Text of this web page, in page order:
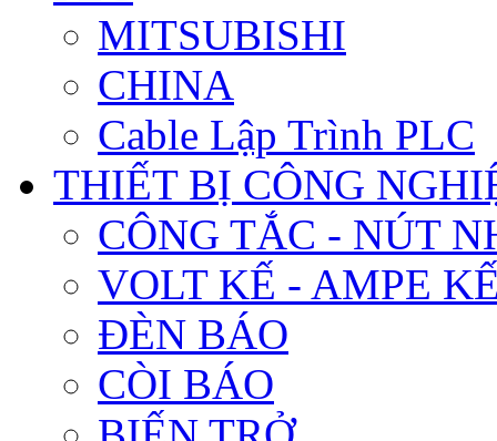
MITSUBISHI
CHINA
Cable Lập Trình PLC
THIẾT BỊ CÔNG
CÔNG TẮC - NÚT
VOLT KẾ - AMPE
ĐÈN BÁO
CÒI BÁO